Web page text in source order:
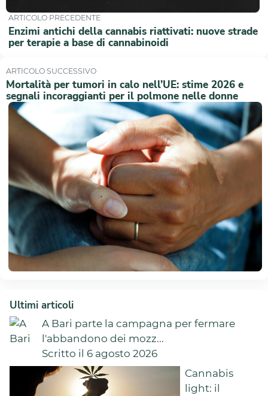
ARTICOLO PRECEDENTE
Enzimi antichi della cannabis riattivati: nuove strade
per terapie a base di cannabinoidi
ARTICOLO SUCCESSIVO
Mortalità per tumori in calo nell’UE: stime 2026 e
segnali incoraggianti per il polmone nelle donne
Ultimi articoli
A Bari parte la campagna per fermare
l'abbandono dei mozz...
Scritto il 6 agosto 2026
Cannabis
light: il